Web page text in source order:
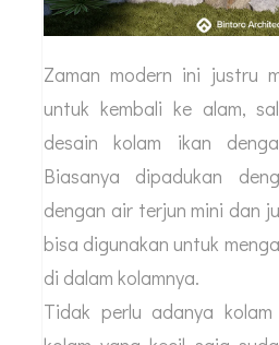
Zaman modern ini justru
untuk kembali ke alam,
desain kolam ikan
Biasanya dipadukan
dengan air terjun mini dan
bisa digunakan untuk
di dalam kolamnya.
Tidak perlu adanya